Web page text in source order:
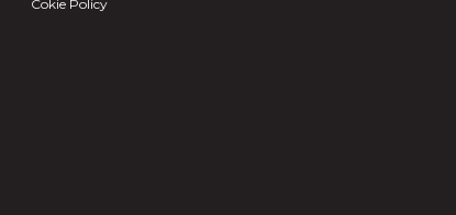
Cokie Policy